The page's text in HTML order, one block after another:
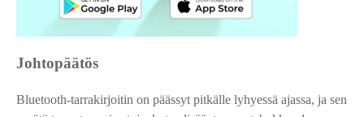
Johtopäätös
Bluetooth-tarrakirjoitin on päässyt pitkälle lyhyessä ajassa, ja sen